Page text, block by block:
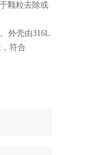
颗粒去除或
外壳由316L
符合